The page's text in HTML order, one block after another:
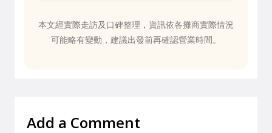
本文經實際走訪及口碑整理，資訊依各攤商實際情況
可能略有變動，建議出發前再確認營業時間。
Add a Comment